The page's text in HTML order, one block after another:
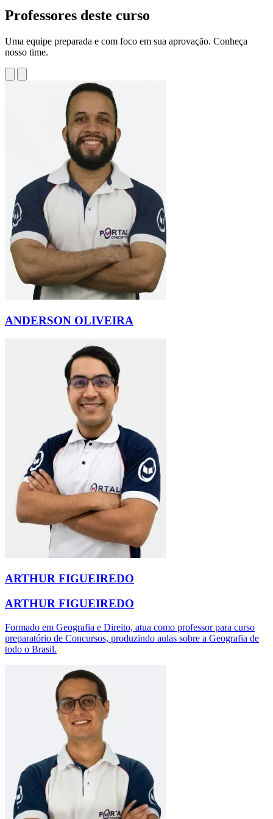
Professores deste curso
Uma equipe preparada e com foco em sua aprovação. Conheça
nosso time.
ANDERSON OLIVEIRA
ARTHUR FIGUEIREDO
ARTHUR FIGUEIREDO
Formado em Geografia e Direito, atua como professor para curso
preparatório de Concursos, produzindo aulas sobre a Geografia de
todo o Brasil.